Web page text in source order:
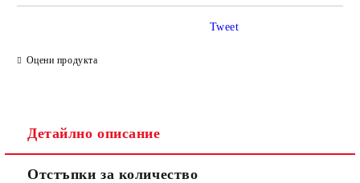
Оцени продукта
Tweet
Детайлно описание
Отстъпки за количество